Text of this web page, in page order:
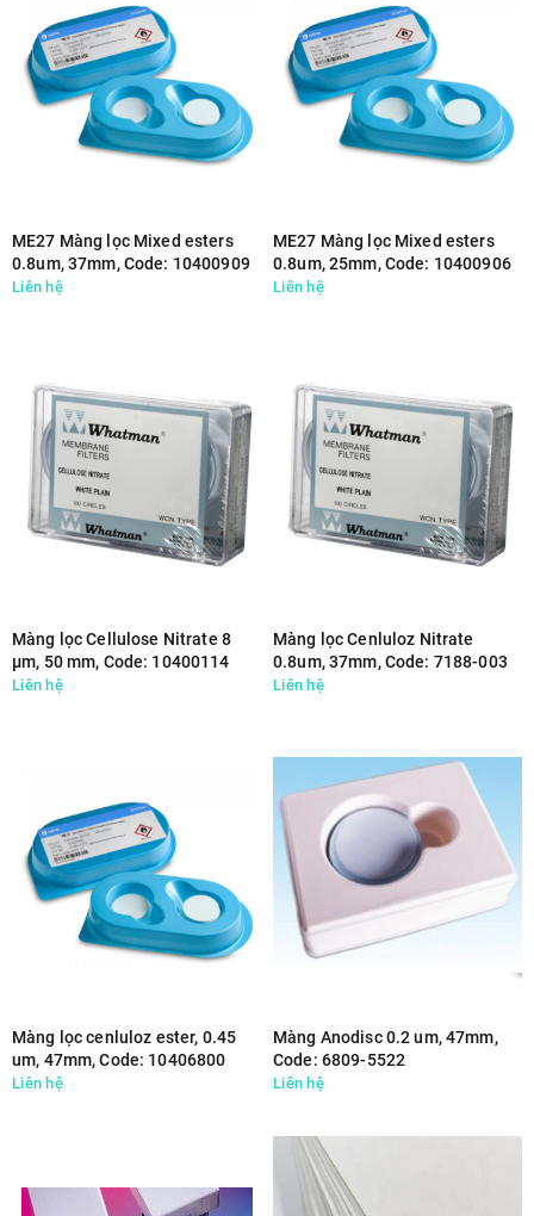
ME27 Màng lọc Mixed esters
0.8um, 37mm, Code: 10400909
Liên hệ
ME27 Màng lọc Mixed esters
0.8um, 25mm, Code: 10400906
Liên hệ
Màng lọc Cellulose Nitrate 8
µm, 50 mm, Code: 10400114
Liên hệ
Màng lọc Cenluloz Nitrate
0.8um, 37mm, Code: 7188-003
Liên hệ
Màng lọc cenluloz ester, 0.45
um, 47mm, Code: 10406800
Liên hệ
Màng Anodisc 0.2 um, 47mm,
Code: 6809-5522
Liên hệ